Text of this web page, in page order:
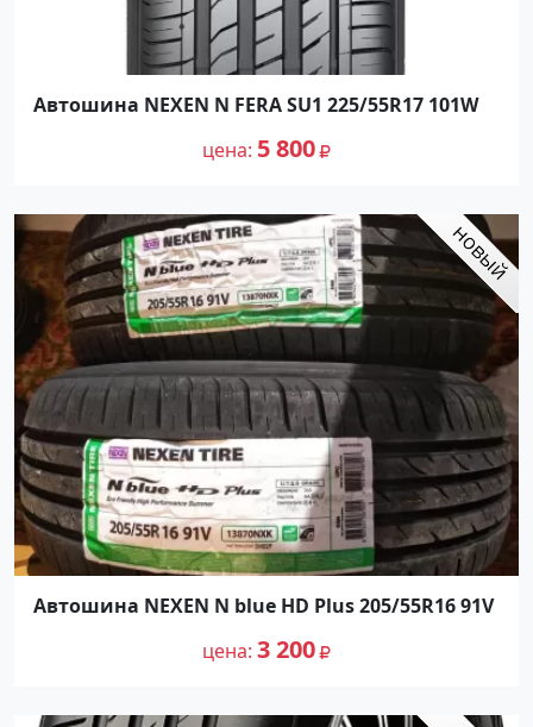
Автошина NEXEN N FERA SU1 225/55R17 101W
цена 5 800
Автошина NEXEN N blue HD Plus 205/55R16 91V
цена 3 200